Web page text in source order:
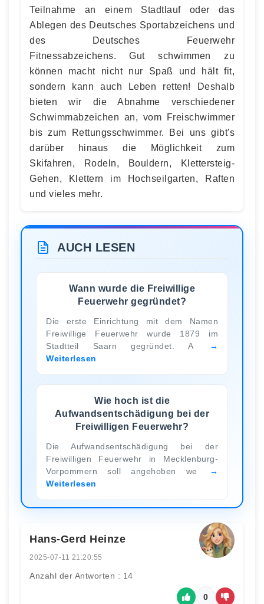
Teilnahme an einem Stadtlauf oder das
Ablegen des Deutsches Sportabzeichens und
des Deutsches Feuerwehr
Fitnessabzeichens. Gut schwimmen zu
können macht nicht nur Spaß und hält fit,
sondern kann auch Leben retten! Deshalb
bieten wir die Abnahme verschiedener
Schwimmabzeichen an, vom Freischwimmer
bis zum Rettungsschwimmer. Bei uns gibt's
darüber hinaus die Möglichkeit zum
Skifahren, Rodeln, Bouldern, Klettersteig-
Gehen, Klettern im Hochseilgarten, Raften
und vieles mehr.
AUCH LESEN
Wann wurde die Freiwillige
Feuerwehr gegründet?
Die erste Einrichtung mit dem Namen
Freiwillige Feuerwehr wurde 1879 im
Stadtteil Saarn gegründet. A
Weiterlesen
Wie hoch ist die
Aufwandsentschädigung bei der
Freiwilligen Feuerwehr?
Die Aufwandsentschädigung bei der
Freiwilligen Feuerwehr in Mecklenburg-
Vorpommern soll angehoben we
Weiterlesen
Hans-Gerd Heinze
2025-07-11 21:20:55
Anzahl der Antworten : 14
0